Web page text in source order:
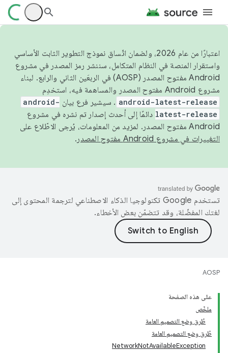
اعتبارًا من عام 2026، ولضمان اتّساق نموذج التطوير الثابت الأساسي
واستقرار المنصة في النظام المتكامل، سننشر رمز المصدر في مشروع
Android مفتوح المصدر (AOSP) في الربعَين الثاني والرابع. لبناء
مشروع Android مفتوح المصدر والمساهمة فيه، استخدِم
android-latest-release . سيشير فرع بيان android-
latest-release دائمًا إلى أحدث إصدار تم نشره في مشروع
Android مفتوح المصدر. لمزيد من المعلومات، يُرجى الاطّلاع على
التغييرات في مشروع Android مفتوح المصدر
.
تستخدم Google تكنولوجيا الذكاء الاصطناعي لترجمة المحتوى إلى
لغتك المفضّلة، وقد تتضمّن بعض الأخطاء.
AOSP
على هذه الصفحة
ملخّص
طُرق وضع التصميم العامة
طُرق وضع التصميم العامة
NetworkNotAvailableException